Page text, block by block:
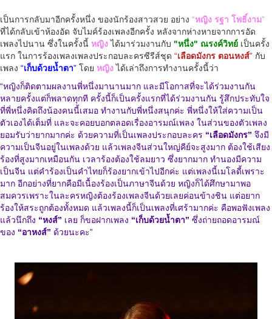
เป็นการกลับมาอีกครั้งหนึ่ง ของนักร้องสาวสวย อย่าง “หญิง รฐา โพธิ์งาม”
ที่ได้กลับเข้าห้องอัด จับไมค์ร้องเพลงอีกครั้ง หลังจากห่างหายจากการอัด
เพลงไปนาน ซึ่งในครั้งนี้ หญิง ได้มาร่วมงานกับ "หนึ่ง" ณรงค์วิทย์ เป็นครั้ง
แรก ในการร้องเพลงเพลงประกอบละครซีรีส์ชุด “เลือดมังกร ตอนหงส์” กับ
เพลง “เก็บด้วยน้ำตา” โดย หญิงได้เล่าถึงการทำงานครั้งนี้ว่า
“หญิงก็ติดตามผลงานพี่หนึ่งมานานมาก และมีโอกาสที่จะได้ร่วมงานกัน
หลายครั้งแต่ก็พลาดทุกที ครั้งนี้ก็เป็นครั้งแรกที่ได้ร่วมงานกัน รู้สึกประทับใจ
ที่พี่หนึ่งคิดถึงน้องคนนี้เสมอ ทำงานกับพี่หนึ่งสนุกค่ะ พี่หนึ่งให้ใส่ความเป็น
ตัวเองได้เต็มที่ และจะคอยบอกตลอดเรื่องอารมณ์เพลง ในส่วนของตัวเพลง
ยอมรับว่ายากมากค่ะ ด้วยความที่เป็นเพลงประกอบละคร “เลือดมังกร” จึงมี
ความเป็นจีนอยู่ในเพลงด้วย แล้วเพลงจีนส่วนใหญ่คีย์จะสูงมาก ต้องใช้เสียง
ร้องที่สูงมากเหมือนกัน เวลาร้องต้องใช้ลมยาว ซึ่งยากมาก ทำนองมีความ
เป็นจีน แต่คำร้องเป็นคำไทยก็ร้องยากเข้าไปอีกค่ะ แต่เพลงนี้เมโลดี้เพราะ
มาก อีกอย่างที่ยากคือมีเนื้องร้องเป็นภาษาจีนด้วย หญิงก็ได้ศึกษามาพอ
สมควรเพราะในละครหญิงต้องร้องเพลงจีนด้วยเลยค่อนข้างชิน แต่อยาก
ร้องให้สระถูกต้องทั้งหมด แล้วเพลงนี้ก็เป็นเพลงที่เศร้ามากค่ะ คือพอฟังเพลง
แล้วนึกถึง “หงส์” เลย ก็ขอฝากเพลง “เก็บด้วยน้ำตา” ซึ่งถ่ายถอดอารมณ์
ของ “อาหงส์” ด้วยนะคะ”